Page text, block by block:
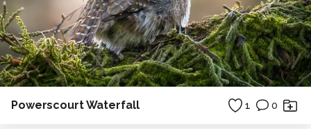
Powerscourt Waterfall 1 0